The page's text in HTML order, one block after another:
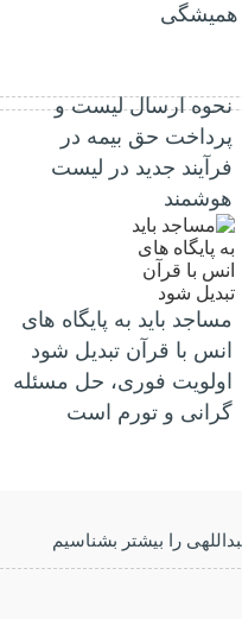
همیشگی
نحوه ارسال لیست و
پرداخت حق بیمه در
فرآیند جدید در لیست
هوشمند
مساجد باید به پایگاه های
انس با قرآن تبدیل شود
اولویت فوری، حل مسئله
گرانی و تورم است
را بیشتر بشناسیم